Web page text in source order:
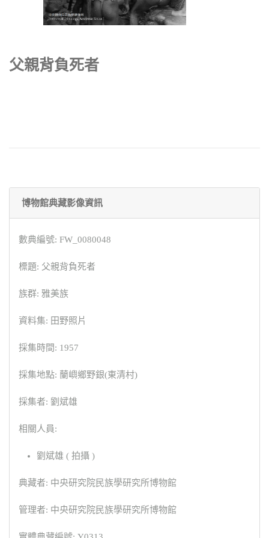
父親背負死者
博物館典藏影像資訊
數典編號: FW_0080048
標題: 父親背負死者
族群: 雅美族
資料集: 田野照片
採集時間: 1957
採集地點: 蘭嶼鄉野銀(東清村)
採集者: 劉斌雄
相關人員:
劉斌雄 ( 拍攝 )
典藏者: 中央研究院民族學研究所博物館
管理者: 中央研究院民族學研究所博物館